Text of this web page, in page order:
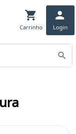
Carrinho Login